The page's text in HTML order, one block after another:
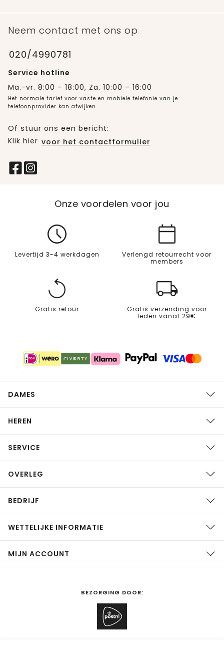
Neem contact met ons op
020/4990781
Service hotline
Ma.-vr. 8:00 – 18:00, Za. 10:00 – 16:00
Het normale tarief voor vaste en mobiele telefonie van je
telefoonprovider kan afwijken.
Of stuur ons een bericht:
Klik hier voor het contactformulier
Onze voordelen voor jou
Levertijd 3-4 werkdagen
Verlengd retourrecht voor
members
Gratis retour
Gratis verzending voor
leden vanaf 29€
DAMES
HEREN
SERVICE
OVERLEG
BEDRIJF
WETTELIJKE INFORMATIE
MIJN ACCOUNT
BEZORGING DOOR: